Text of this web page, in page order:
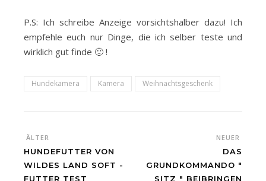
P.S: Ich schreibe Anzeige vorsichtshalber dazu! Ich
empfehle euch nur Dinge, die ich selber teste und
wirklich gut finde 🙂 !
Hundekamera Kamera Weihnachtsgeschenk
ÄLTER
HUNDEFUTTER VON
WILDES LAND SOFT -
FUTTER TEST
NEUER
DAS
GRUNDKOMMANDO "
SITZ " BEIBRINGEN